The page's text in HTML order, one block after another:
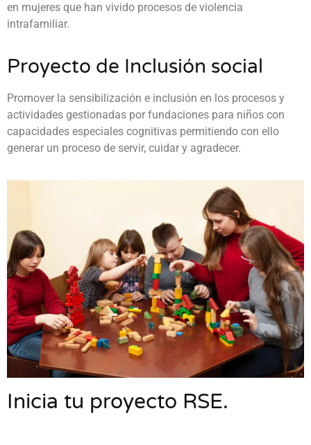
en mujeres que han vivido procesos de violencia
intrafamiliar.
Proyecto de Inclusión social
Promover la sensibilización e inclusión en los procesos y
actividades gestionadas por fundaciones para niños con
capacidades especiales cognitivas permitiendo con ello
generar un proceso de servir, cuidar y agradecer.
Inicia tu proyecto RSE.